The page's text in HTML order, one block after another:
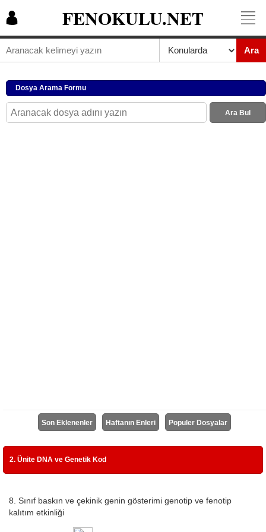
FENOKULU.NET
Ara
Dosya Arama Formu
Ara Bul
Son Eklenenler Haftanın Enleri Populer Dosyalar
2. Ünite DNA ve Genetik Kod
8. Sınıf baskın ve çekinik genin gösterimi genotip ve fenotip
kalıtım etkinliği